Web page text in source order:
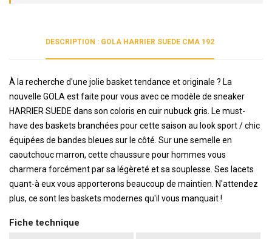
DESCRIPTION : GOLA HARRIER SUEDE CMA 192
À la recherche d'une jolie basket tendance et originale ? La
nouvelle GOLA est faite pour vous avec ce modèle de sneaker
HARRIER SUEDE dans son coloris en cuir nubuck gris. Le must-
have des baskets branchées pour cette saison au look sport / chic
équipées de bandes bleues sur le côté. Sur une semelle en
caoutchouc marron, cette chaussure pour hommes vous
charmera forcément par sa légèreté et sa souplesse. Ses lacets
quant-à eux vous apporterons beaucoup de maintien. N'attendez
plus, ce sont les baskets modernes qu'il vous manquait !
Fiche technique